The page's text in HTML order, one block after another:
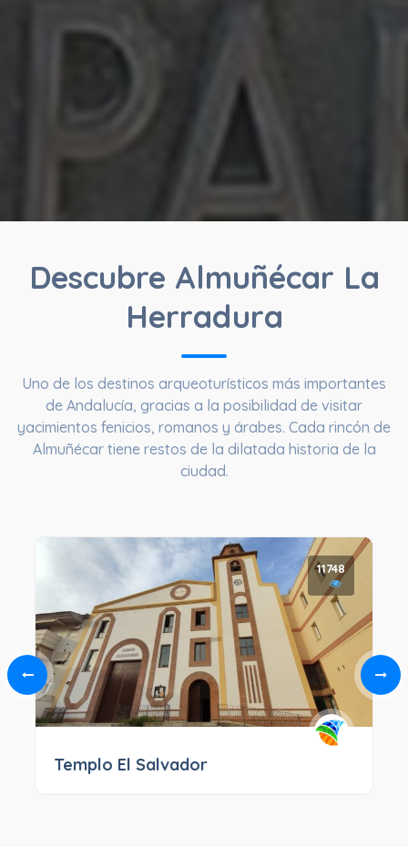
Descubre Almuñécar La
Herradura
Uno de los destinos arqueoturísticos más importantes
de Andalucía, gracias a la posibilidad de visitar
yacimientos fenicios, romanos y árabes. Cada rincón de
Almuñécar tiene restos de la dilatada historia de la
ciudad.
11748
Templo El Salvador